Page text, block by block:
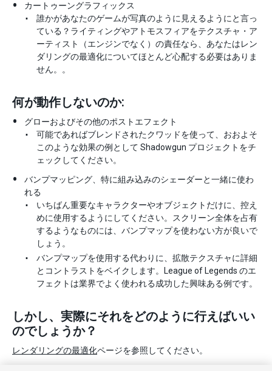
カートゥーングラフィックス
誰かがあなたのゲームが写真のように見えるようにと言っ
ている？ライティングやアトモスフィアをテクスチャ・ア
ーティスト（エンジンでなく）の責任なら、あなたはレン
ダリングの最適化についてほとんど心配する必要はありま
せん。。
何が動作しないのか:
グローおよびその他のポストエフェクト
可能であればブレンドされたクワッドを使って、おおよそ
このような効果の例として Shadowgun プロジェクトをチ
ェックしてください。
バンプマッピング、特に組み込みのシェーダーと一緒に使わ
れる
いちばん重要なキャラクターやオブジェクトだけに、控え
めに使用するようにしてください。スクリーン全体を占有
するようなものには、バンプマップを使わない方が良いで
しょう。
バンプマップを使用する代わりに、拡散テクスチャに詳細
とコントラストをベイクします。League of Legends のエ
フェクトは業界でよく使われる成功した興味ある例です。
しかし、実際にそれをどのように行えばいい
のでしょうか？
レンダリングの最適化ページを参照してください。